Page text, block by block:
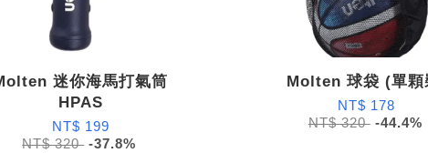
迷你海馬打氣筒
HPAS
NT$ 199
NT$ 320 -37.8%
Molten 球袋 (單顆
NT$ 178
NT$ 320 -44.4%